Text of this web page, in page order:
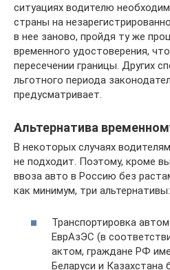
ситуациях водителю
страны на
в нее заново, пройдя ту же
временного удостоверения,
пересечении границы. Других
льготного периода
предусматривает.
Альтернатива
В некоторых случаях
не подходит. Поэтому, кроме
ввоза авто в Россию без
как минимум, три альтернативы:
Транспортировка
ЕврАзЭС (в
актом, граждане РФ
Беларуси и Казахстана